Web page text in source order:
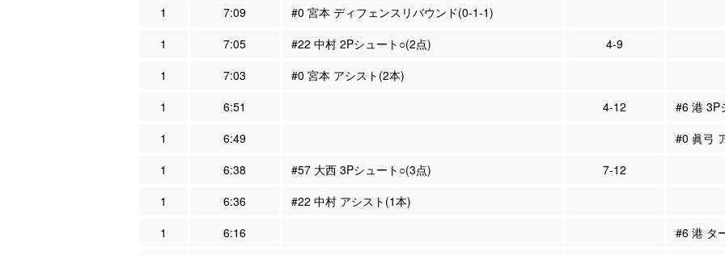
1
7:09
#0 宮本 ディフェンスリバウンド(0-1-1)
1
7:05 #22 中村 2Pシュート○(2点)
4-9
1
7:03
#0 宮本 アシスト(2本)
1
6:51 4-12
#6 港 3P
1
6:49
#0 眞弓
1
6:38 #57 大西 3Pシュート○(3点)
7-12
1
6:36
#22 中村 アシスト(1本)
1
6:16 #6 港 タ